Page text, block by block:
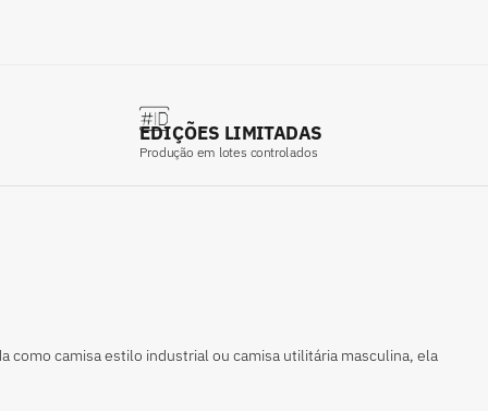
EDIÇÕES LIMITADAS
Produção em lotes controlados
camisa estilo industrial ou camisa utilitária masculina, ela